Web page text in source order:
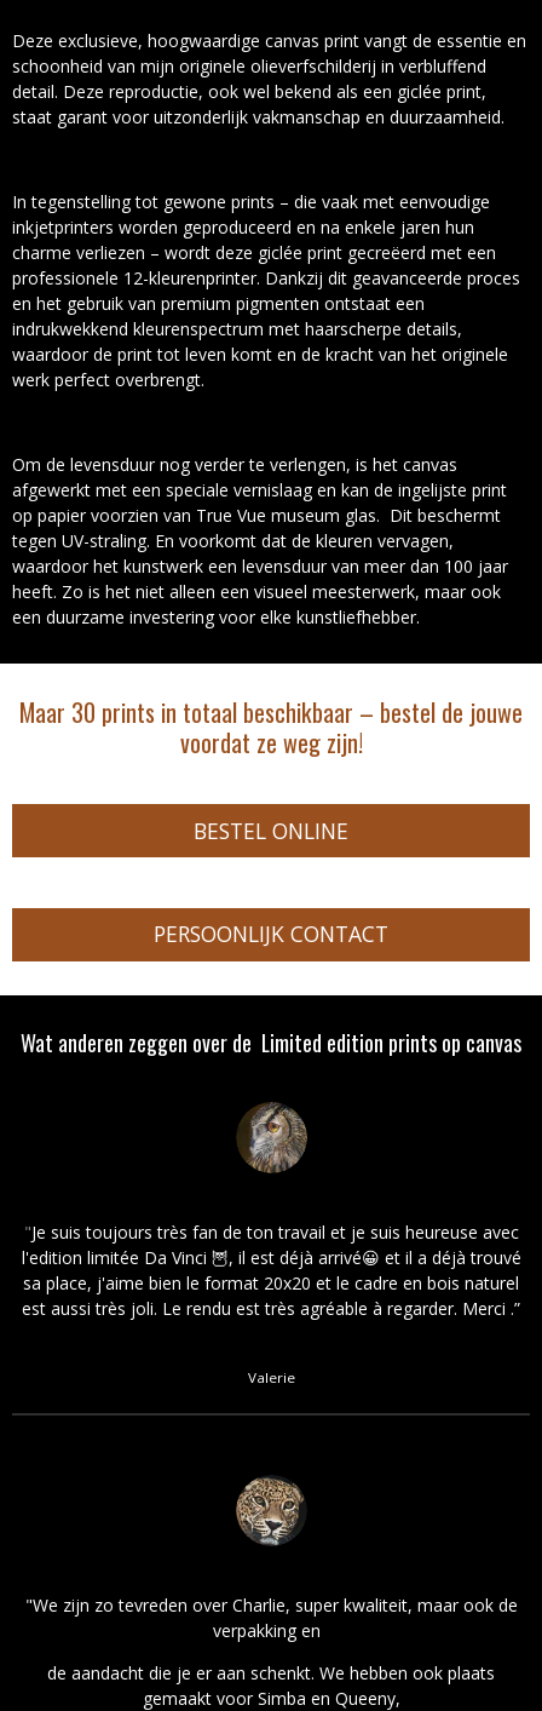
Deze exclusieve, hoogwaardige canvas print vangt de essentie en
schoonheid van mijn originele olieverfschilderij in verbluffend
detail. Deze reproductie, ook wel bekend als een giclée print,
staat garant voor uitzonderlijk vakmanschap en duurzaamheid.
In tegenstelling tot gewone prints – die vaak met eenvoudige
inkjetprinters worden geproduceerd en na enkele jaren hun
charme verliezen – wordt deze giclée print gecreëerd met een
professionele 12-kleurenprinter. Dankzij dit geavanceerde proces
en het gebruik van premium pigmenten ontstaat een
indrukwekkend kleurenspectrum met haarscherpe details,
waardoor de print tot leven komt en de kracht van het originele
werk perfect overbrengt.
Om de levensduur nog verder te verlengen, is het canvas
afgewerkt met een speciale vernislaag en kan de ingelijste print
op papier voorzien van True Vue museum glas. Dit beschermt
tegen UV-straling. En voorkomt dat de kleuren vervagen,
waardoor het kunstwerk een levensduur van meer dan 100 jaar
heeft. Zo is het niet alleen een visueel meesterwerk, maar ook
een duurzame investering voor elke kunstliefhebber.
Maar 30 prints in totaal beschikbaar – bestel de jouwe
voordat ze weg zijn!
BESTEL ONLINE
PERSOONLIJK CONTACT
Wat anderen zeggen over de Limited edition prints op canvas
"Je suis toujours très fan de ton travail et je suis heureuse avec
l'edition limitée Da Vinci 🦉, il est déjà arrivé😀 et il a déjà trouvé
sa place, j'aime bien le format 20x20 et le cadre en bois naturel
est aussi très joli. Le rendu est très agréable à regarder. Merci .”
Valerie
"We zijn zo tevreden over Charlie, super kwaliteit, maar ook de
verpakking en
de aandacht die je er aan schenkt. We hebben ook plaats
gemaakt voor Simba en Queeny,